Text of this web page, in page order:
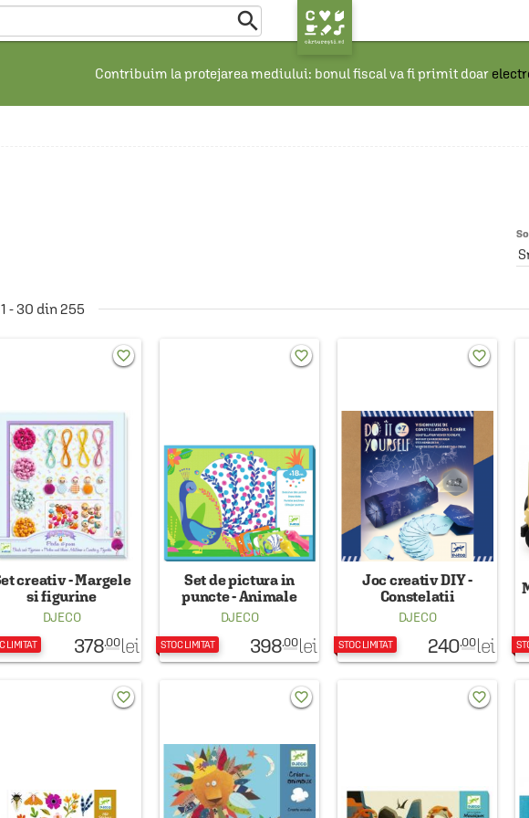

Contribuim la protejarea mediului: bonul fiscal va fi primit doar
1 - 30 din 255
creativ - Margele
si figurine
DJECO
LIMITAT 378.00 lei
favorite_border
Set de pictura in
puncte - Animale
DJECO
STOC LIMITAT 398.00 lei
favorite_border
Joc creativ DIY -
Constelatii
DJECO
STOC LIMITAT 240.00 lei
favorite_border
favorite_border favorite_border favorite_border